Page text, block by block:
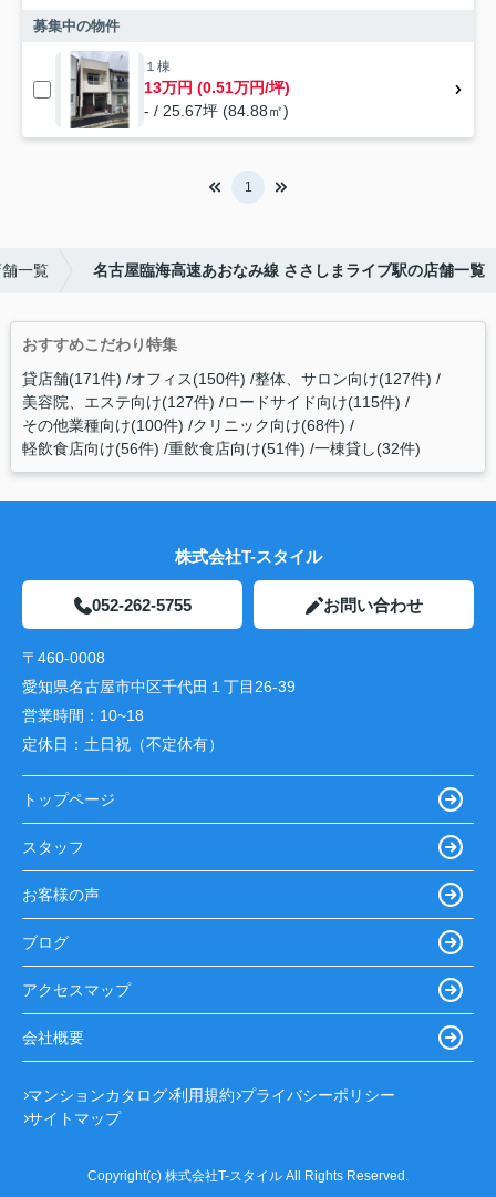
募集中の物件
１棟
13万円 (0.51万円/坪)
- / 25.67坪 (84.88㎡)
1
一覧 名古屋臨海高速あおなみ線 ささしまライブ駅の店舗一覧
おすすめこだわり特集
貸店舗(171件) オフィス(150件) 整体、サロン向け(127件)
美容院、エステ向け(127件) ロードサイド向け(115件)
その他業種向け(100件) クリニック向け(68件)
軽飲食店向け(56件) 重飲食店向け(51件) 一棟貸し(32件)
株式会社T-スタイル
052-262-5755 お問い合わせ
〒460-0008
愛知県名古屋市中区千代田１丁目26-39
営業時間： 10~18
定休日： 土日祝（不定休有）
トップページ
スタッフ
お客様の声
ブログ
アクセスマップ
会社概要
マンションカタログ 利用規約 プライバシーポリシー
サイトマップ
Copyright(c) 株式会社T-スタイル All Rights Reserved.